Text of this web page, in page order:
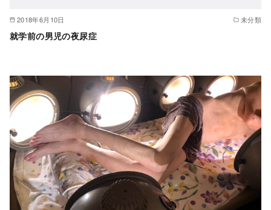
2018年6月10日 未分類
就学前の男児の夜尿症